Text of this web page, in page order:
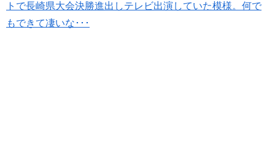
トで長崎県大会決勝進出しテレビ出演していた模様。何で
もできて凄いな･･･